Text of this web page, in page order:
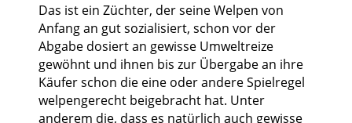
Das ist ein Züchter, der seine Welpen von
Anfang an gut sozialisiert, schon vor der
Abgabe dosiert an gewisse Umweltreize
gewöhnt und ihnen bis zur Übergabe an ihre
Käufer schon die eine oder andere Spielregel
welpengerecht beigebracht hat. Unter
anderem die, dass es natürlich auch gewisse